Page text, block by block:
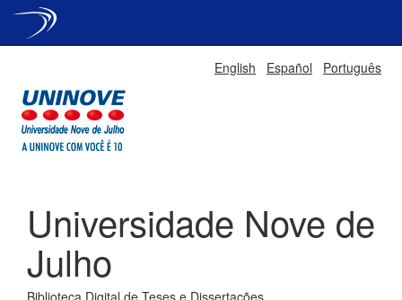
English Español Português
Universidade Nove de
Julho
Biblioteca Digital de Teses e Dissertações